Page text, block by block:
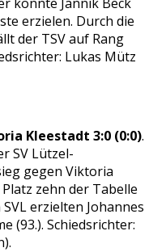
erzielen. Durch die
der TSV auf Rang
Lukas Mütz
Kleestadt 3:0 (0:0).
SV Lützel-
gegen Viktoria
zehn der Tabelle
erzielten Johannes
(93.). Schiedsrichter: